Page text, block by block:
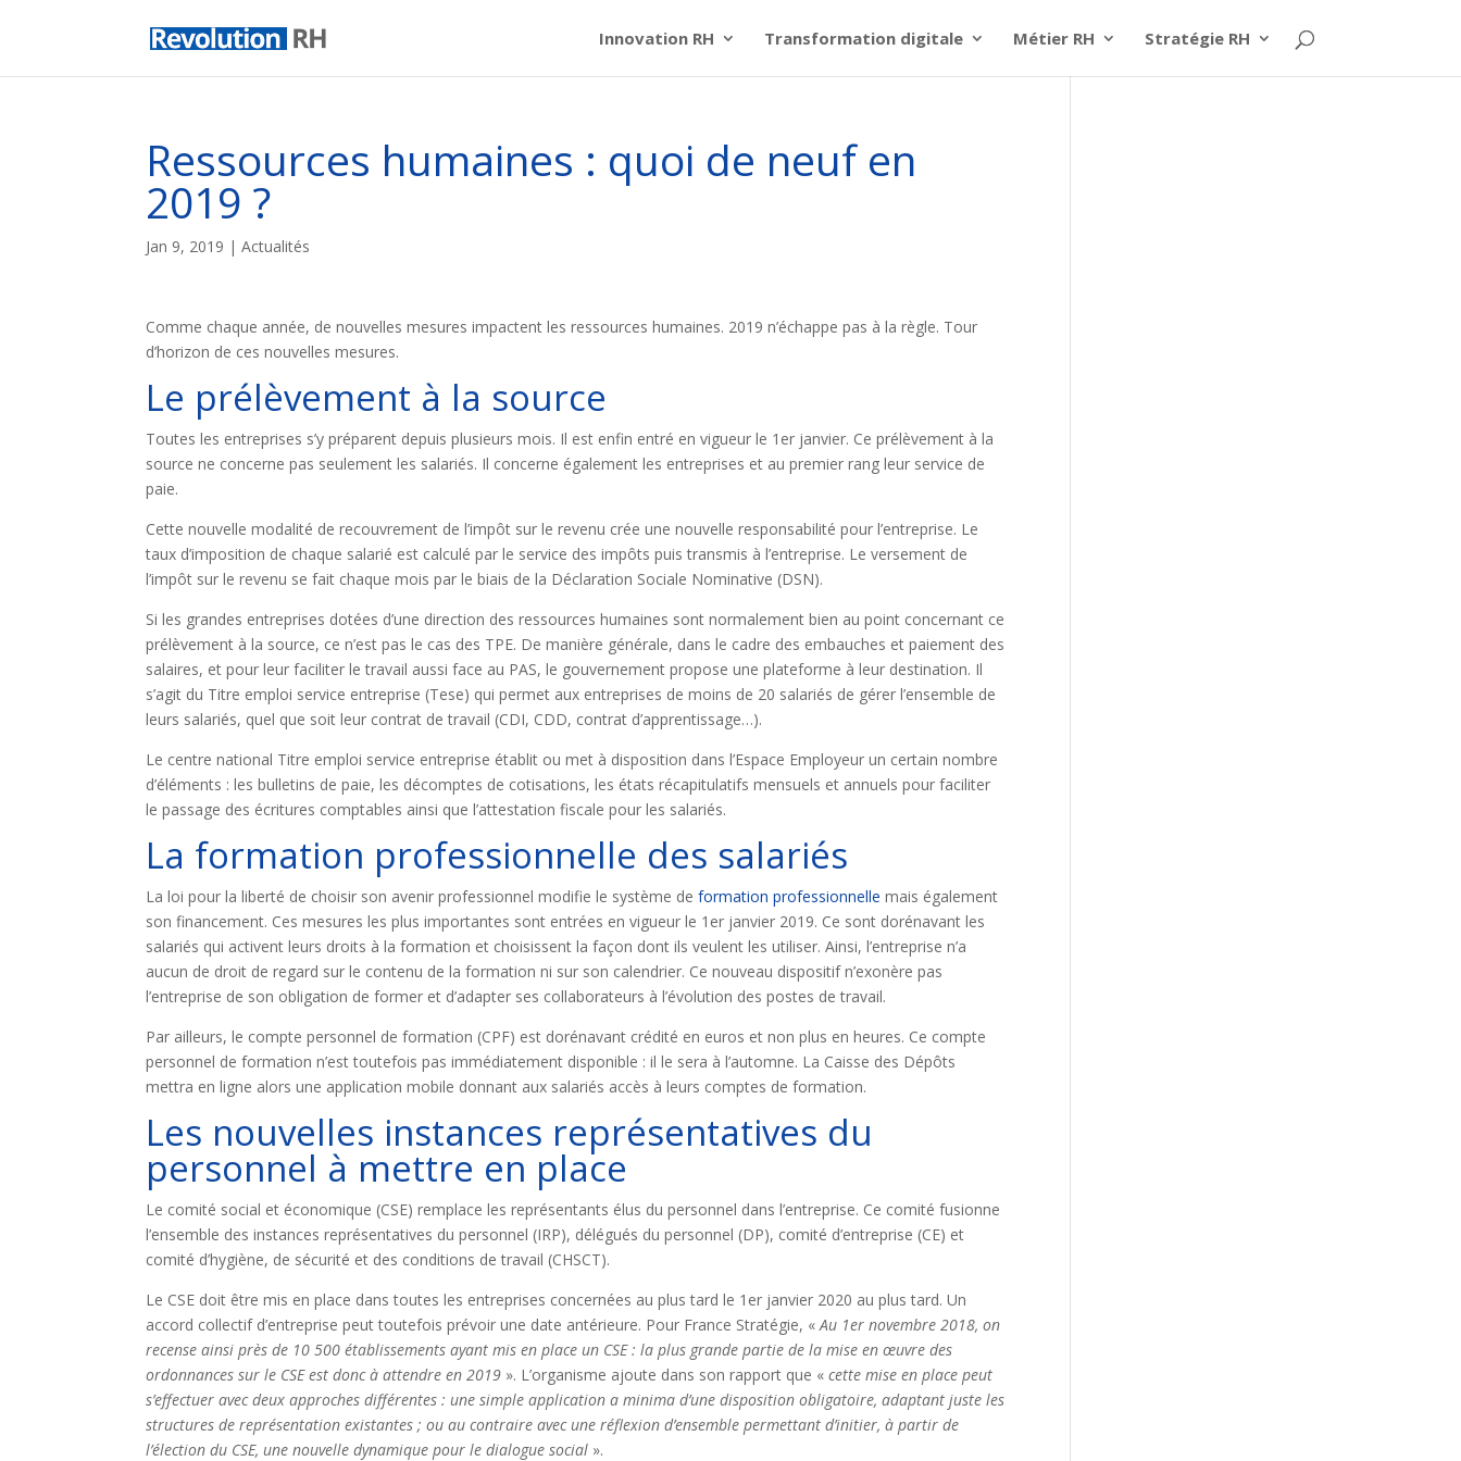
Innovation RH Transformation digitale Métier RH Stratégie RH
Ressources humaines : quoi de neuf en
2019 ?
Jan 9, 2019 |Actualités
Comme chaque année, de nouvelles mesures impactent les ressources humaines. 2019 n’échappe pas à la règle. Tour
d’horizon de ces nouvelles mesures.
Le prélèvement à la source
Toutes les entreprises s’y préparent depuis plusieurs mois. Il est enfin entré en vigueur le 1er janvier. Ce prélèvement à la
source ne concerne pas seulement les salariés. Il concerne également les entreprises et au premier rang leur service de
paie.
Cette nouvelle modalité de recouvrement de l’impôt sur le revenu crée une nouvelle responsabilité pour l’entreprise. Le
taux d’imposition de chaque salarié est calculé par le service des impôts puis transmis à l’entreprise. Le versement de
l’impôt sur le revenu se fait chaque mois par le biais de la Déclaration Sociale Nominative (DSN).
Si les grandes entreprises dotées d’une direction des ressources humaines sont normalement bien au point concernant ce
prélèvement à la source, ce n’est pas le cas des TPE. De manière générale, dans le cadre des embauches et paiement des
salaires, et pour leur faciliter le travail aussi face au PAS, le gouvernement propose une plateforme à leur destination. Il
s’agit du Titre emploi service entreprise (Tese) qui permet aux entreprises de moins de 20 salariés de gérer l’ensemble de
leurs salariés, quel que soit leur contrat de travail (CDI, CDD, contrat d’apprentissage…).
Le centre national Titre emploi service entreprise établit ou met à disposition dans l’Espace Employeur un certain nombre
d’éléments : les bulletins de paie, les décomptes de cotisations, les états récapitulatifs mensuels et annuels pour faciliter
le passage des écritures comptables ainsi que l’attestation fiscale pour les salariés.
La formation professionnelle des salariés
La loi pour la liberté de choisir son avenir professionnel modifie le système deformation professionnelle mais également
son financement. Ces mesures les plus importantes sont entrées en vigueur le 1er janvier 2019. Ce sont dorénavant les
salariés qui activent leurs droits à la formation et choisissent la façon dont ils veulent les utiliser. Ainsi, l’entreprise n’a
aucun de droit de regard sur le contenu de la formation ni sur son calendrier. Ce nouveau dispositif n’exonère pas
l’entreprise de son obligation de former et d’adapter ses collaborateurs à l’évolution des postes de travail.
Par ailleurs, le compte personnel de formation (CPF) est dorénavant crédité en euros et non plus en heures. Ce compte
personnel de formation n’est toutefois pas immédiatement disponible : il le sera à l’automne. La Caisse des Dépôts
mettra en ligne alors une application mobile donnant aux salariés accès à leurs comptes de formation.
Les nouvelles instances représentatives du
personnel à mettre en place
Le comité social et économique (CSE) remplace les représentants élus du personnel dans l’entreprise. Ce comité fusionne
l’ensemble des instances représentatives du personnel (IRP), délégués du personnel (DP), comité d’entreprise (CE) et
comité d’hygiène, de sécurité et des conditions de travail (CHSCT).
Le CSE doit être mis en place dans toutes les entreprises concernées au plus tard le 1er janvier 2020 au plus tard. Un
accord collectif d’entreprise peut toutefois prévoir une date antérieure. Pour France Stratégie, «Au 1er novembre 2018, on
recense ainsi près de 10 500 établissements ayant mis en place un CSE : la plus grande partie de la mise en œuvre des
ordonnances sur le CSE est donc à attendre en 2019 ». L’organisme ajoute dans son rapport que «cette mise en place peut
s’effectuer avec deux approches différentes : une simple application a minima d’une disposition obligatoire, adaptant juste les
structures de représentation existantes ; ou au contraire avec une réflexion d’ensemble permettant d’initier, à partir de
l’élection du CSE, une nouvelle dynamique pour le dialogue social ».